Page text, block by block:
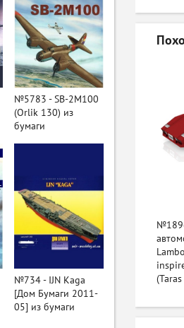
№5783 - SB-2M100
(Orlik 130) из
бумаги
№734 - IJN Kaga
[Дом Бумаги 2011-
05] из бумаги